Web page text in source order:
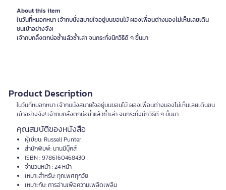
About this item
ในวันที่หมอกหนา เจ้ากบนั่งสบายใจอยู่บนขอนไม้ ผองเพื่อนต่างมองไม่เห็นเลยเดิน
ชนเข้าอย่างจัง!
Product Description
ในวันที่หมอกหนา เจ้ากบนั่งสบายใจอยู่บนขอนไม้ ผองเพื่อนต่างมองไม่เห็นเลยเดินชน
เข้าอย่างจัง! เจ้ากบกลิ้งตกบ่อซ้ำแล้วซ้ำเล่า จนกระทั่งนึกวิธีดี ๆ ขึ้นมา
คุณสมบัติของหนังสือ
ผู้เขียน: Russell Punter
สำนักพิมพ์: นานมีบุ๊คส์
ISBN : 9786160468430
จำนวนหน้า : 24 หน้า
เหมาะสำหรับ: ทุกเพศทุกวัย
เหมาะกับ: การอ่านเพื่อความเพลิดเพลิน